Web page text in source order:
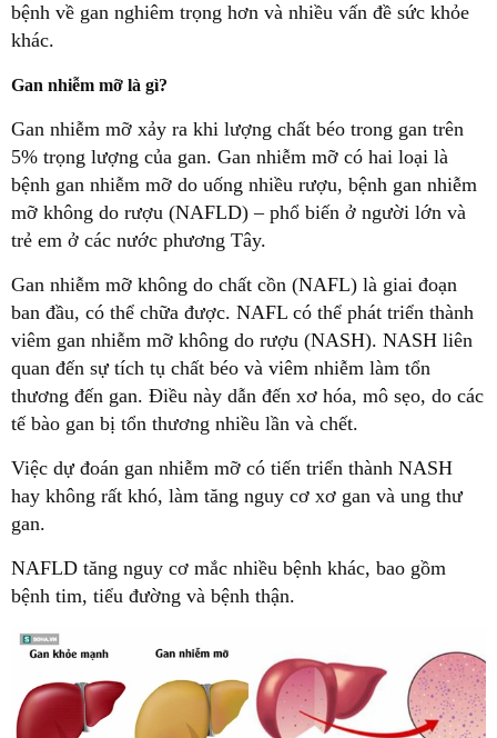
bệnh về gan nghiêm trọng hơn và nhiều vấn đề sức khỏe
khác.
Gan nhiễm mỡ là gì?
Gan nhiễm mỡ xảy ra khi lượng chất béo trong gan trên
5% trọng lượng của gan. Gan nhiễm mỡ có hai loại là
bệnh gan nhiễm mỡ do uống nhiều rượu, bệnh gan nhiễm
mỡ không do rượu (NAFLD) – phổ biến ở người lớn và
trẻ em ở các nước phương Tây.
Gan nhiễm mỡ không do chất cồn (NAFL) là giai đoạn
ban đầu, có thể chữa được. NAFL có thể phát triển thành
viêm gan nhiễm mỡ không do rượu (NASH). NASH liên
quan đến sự tích tụ chất béo và viêm nhiễm làm tổn
thương đến gan. Điều này dẫn đến xơ hóa, mô sẹo, do các
tế bào gan bị tổn thương nhiều lần và chết.
Việc dự đoán gan nhiễm mỡ có tiến triển thành NASH
hay không rất khó, làm tăng nguy cơ xơ gan và ung thư
gan.
NAFLD tăng nguy cơ mắc nhiều bệnh khác, bao gồm
bệnh tim, tiểu đường và bệnh thận.